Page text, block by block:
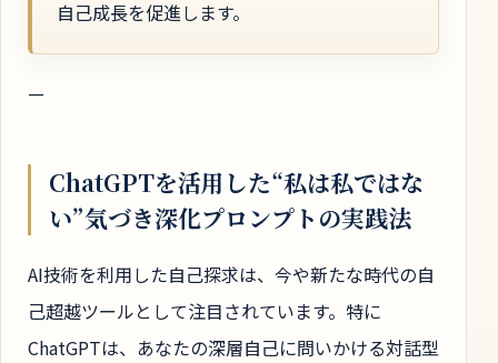
自己成長を促進します。
—
ChatGPTを活用した“私は私ではな
い”気づき深化プロンプトの実践法
AI技術を利用した自己探求は、今や新たな時代の自
己超越ツールとして注目されています。特に
ChatGPTは、あなたの深層自己に問いかける対話型